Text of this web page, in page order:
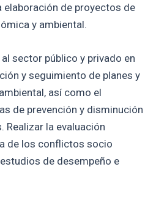
elaboración de proyectos de
y ambiental.
sector público y privado en
y seguimiento de planes y
así como el
de prevención y disminución
Realizar la evaluación
de los conflictos socio
de desempeño e